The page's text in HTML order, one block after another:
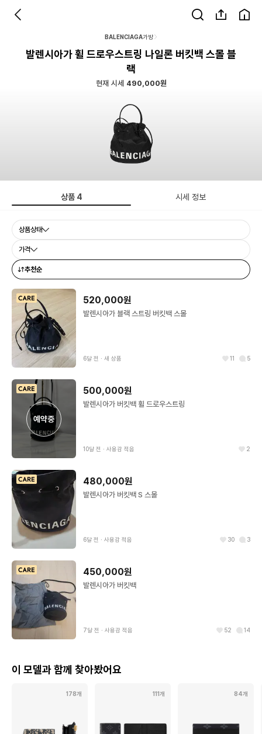
BALENCIAGA가방
발렌시아가 휠 드로우스트링 나일론 버킷백 스몰 블
랙
현재 시세 490,000원
상품4 시세 정보
상품상태
가격
추천순
520,000원
발렌시아가 블랙 스트링 버킷백 스몰
6달 전 ∙ 새 상품 11 5
예약중
500,000원
발렌시아가 버킷백 휠 드로우스트링
10달 전 ∙ 사용감 적음 2
480,000원
발렌시아가 버킷백 S 스몰
6달 전 ∙ 사용감 적음 30 3
450,000원
발렌시아가 버킷백
7달 전 ∙ 사용감 적음 52 14
이 모델과 함께 찾아봤어요
178개 111개 84개